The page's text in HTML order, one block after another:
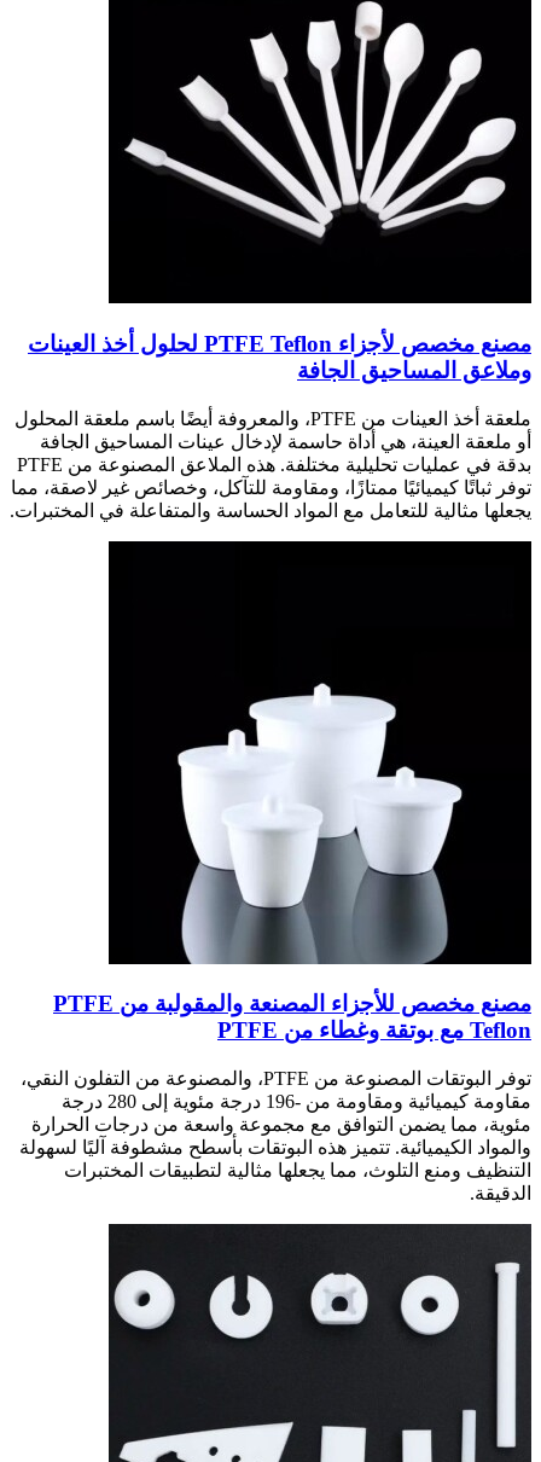
مصنع مخصص لأجزاء PTFE Teflon لحلول أخذ العينات
وملاعق المساحيق الجافة
ملعقة أخذ العينات من PTFE، والمعروفة أيضًا باسم ملعقة المحلول
أو ملعقة العينة، هي أداة حاسمة لإدخال عينات المساحيق الجافة
بدقة في عمليات تحليلية مختلفة. هذه الملاعق المصنوعة من PTFE
توفر ثباتًا كيميائيًا ممتازًا، ومقاومة للتآكل، وخصائص غير لاصقة، مما
يجعلها مثالية للتعامل مع المواد الحساسة والمتفاعلة في المختبرات.
مصنع مخصص للأجزاء المصنعة والمقولبة من PTFE
Teflon مع بوتقة وغطاء من PTFE
توفر البوتقات المصنوعة من PTFE، والمصنوعة من التفلون النقي،
مقاومة كيميائية ومقاومة من -196 درجة مئوية إلى 280 درجة
مئوية، مما يضمن التوافق مع مجموعة واسعة من درجات الحرارة
والمواد الكيميائية. تتميز هذه البوتقات بأسطح مشطوفة آليًا لسهولة
التنظيف ومنع التلوث، مما يجعلها مثالية لتطبيقات المختبرات
الدقيقة.